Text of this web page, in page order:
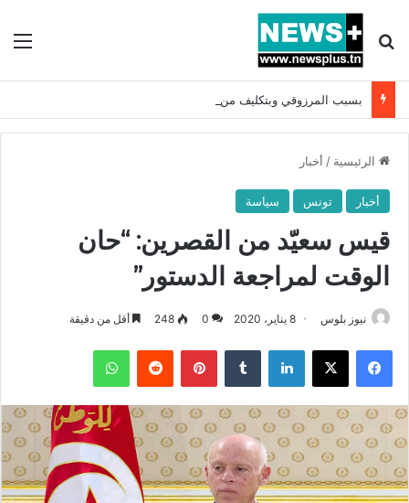
بحث عن
الرئيسية / أخبار
أخبار تونس سياسة
قيس سعيّد من القصرين: “حان
الوقت لمراجعة الدستور”
نيوز بلوس 8 يناير، 2020 0
248 أقل من دقيقة
فيسبوك X لينكدإن بينتيريست واتساب